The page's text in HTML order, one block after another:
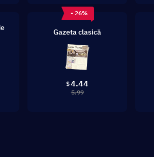
- 26%
Gazeta clasică
$4.44
5.99